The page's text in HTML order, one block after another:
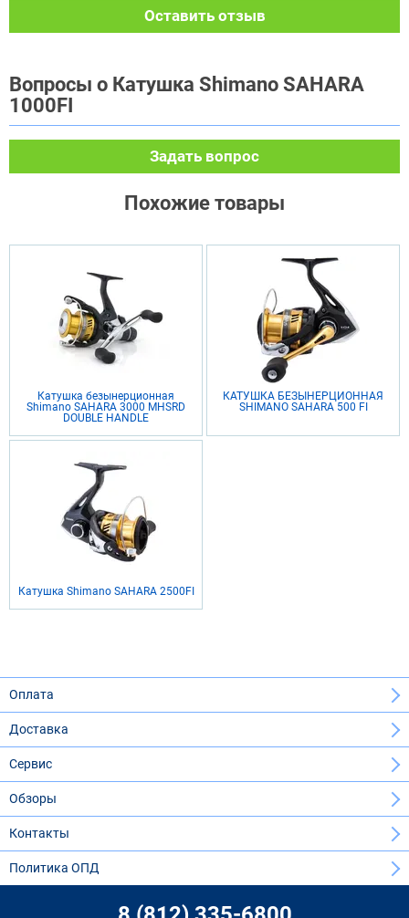
Оставить отзыв
Вопросы о Катушка Shimano SAHARA
1000FI
Задать вопрос
Похожие товары
Катушка безынерционная
Shimano SAHARA 3000 MHSRD
DOUBLE HANDLE
КАТУШКА БЕЗЫНЕРЦИОННАЯ
SHIMANO SAHARA 500 FI
Катушка Shimano SAHARA 2500FI
Оплата
Доставка
Сервис
Обзоры
Контакты
Политика ОПД